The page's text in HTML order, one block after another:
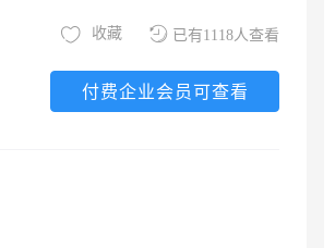
已有1118人查看
收藏
付费企业会员可查看